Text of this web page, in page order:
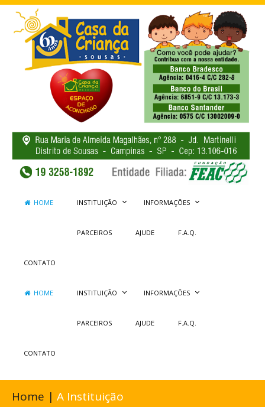
HOME INSTITUIÇÃO INFORMAÇÕES
PARCEIROS AJUDE F.A.Q.
CONTATO
HOME INSTITUIÇÃO INFORMAÇÕES
PARCEIROS AJUDE F.A.Q.
CONTATO
Home | A Instituição